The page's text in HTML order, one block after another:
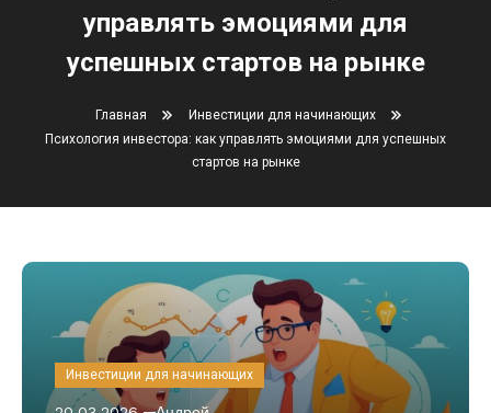
управлять эмоциями для
успешных стартов на рынке
Главная
Инвестиции для начинающих
Психология инвестора: как управлять эмоциями для успешных
стартов на рынке
Инвестиции для начинающих